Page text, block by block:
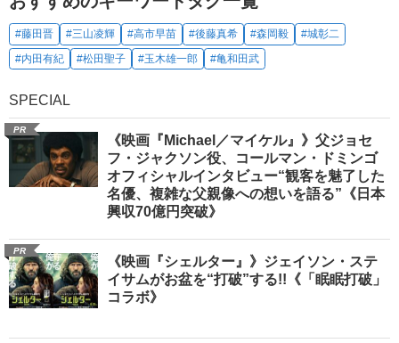
#藤田晋 #三山凌輝 #高市早苗 #後藤真希 #森岡毅
#城彰二
#内田有紀
#松田聖子 #玉木雄一郎 #亀和田武
SPECIAL
PR
《映画『Michael／マイケル』》父ジョセ
フ・ジャクソン役、コールマン・ドミンゴ
オフィシャルインタビュー“観客を魅了した
名優、複雑な父親像への想いを語る”《日本
興収70億円突破》
PR
《映画『シェルター』》ジェイソン・ステ
イサムがお盆を“打破”する!!《「眠眠打破」
コラボ》